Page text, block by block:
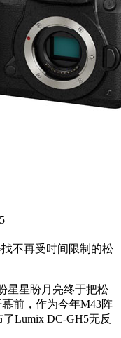
不再受时间限制的松
星星盼月亮终于把松
前，作为今年M43阵
Lumix DC-GH5无反